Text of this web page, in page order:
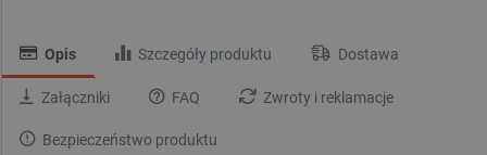
Opis Szczegóły produktu Dostawa
Załączniki FAQ Zwroty i reklamacje
Bezpieczeństwo produktu